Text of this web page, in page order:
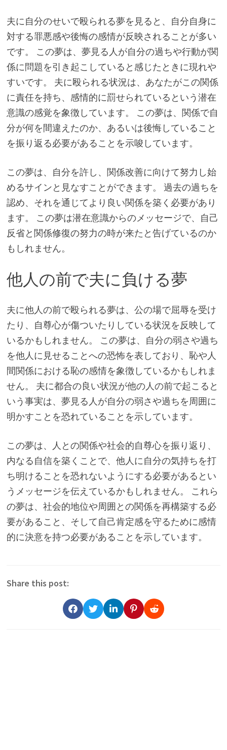
夫に自分のせいで殴られる夢を見ると、自分自身に
対する罪悪感や後悔の感情が反映されることが多い
です。 この夢は、夢見る人が自分の過ちや行動が関
係に問題を引き起こしていると感じたときに現れや
すいです。 夫に殴られる状況は、あなたがこの関係
に責任を持ち、感情的に罰せられているという潜在
意識の感覚を象徴しています。 この夢は、関係で自
分が何を間違えたのか、あるいは後悔していること
を振り返る必要があることを示唆しています。
この夢は、自分を許し、関係改善に向けて努力し始
めるサインと見なすことができます。 過去の過ちを
認め、それを通じてより良い関係を築く必要があり
ます。 この夢は潜在意識からのメッセージで、自己
反省と関係修復の努力の時が来たと告げているのか
もしれません。
他人の前で夫に負ける夢
夫に他人の前で殴られる夢は、公の場で屈辱を受け
たり、自尊心が傷ついたりしている状況を反映して
いるかもしれません。 この夢は、自分の弱さや過ち
を他人に見せることへの恐怖を表しており、恥や人
間関係における恥の感情を象徴しているかもしれま
せん。 夫に都合の良い状況が他の人の前で起こると
いう事実は、夢見る人が自分の弱さや過ちを周囲に
明かすことを恐れていることを示しています。
この夢は、人との関係や社会的自尊心を振り返り、
内なる自信を築くことで、他人に自分の気持ちを打
ち明けることを恐れないようにする必要があるとい
うメッセージを伝えているかもしれません。 これら
の夢は、社会的地位や周囲との関係を再構築する必
要があること、そして自己肯定感を守るために感情
的に決意を持つ必要があることを示しています。
Share this post: